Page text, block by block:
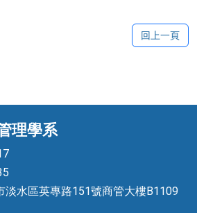
回上一頁
理學系
淡水區英專路151號商管大樓B1109